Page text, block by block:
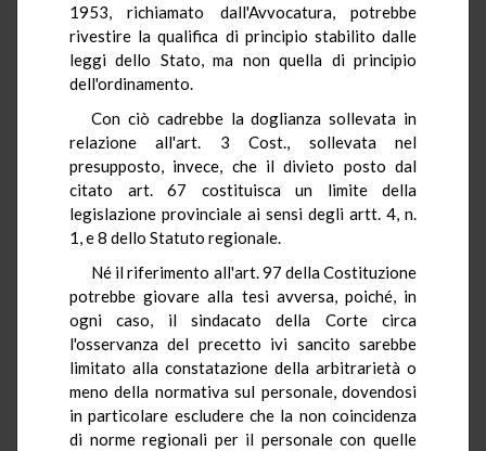
1953, richiamato dall'Avvocatura, potrebbe
rivestire la qualifica di principio stabilito dalle
leggi dello Stato, ma non quella di principio
dell'ordinamento.
Con ciò cadrebbe la doglianza sollevata in
relazione all'art. 3 Cost., sollevata nel
presupposto, invece, che il divieto posto dal
citato art. 67 costituisca un limite della
legislazione provinciale ai sensi degli artt. 4, n.
1, e 8 dello Statuto regionale.
Né il riferimento all'art. 97 della Costituzione
potrebbe giovare alla tesi avversa, poiché, in
ogni caso, il sindacato della Corte circa
l'osservanza del precetto ivi sancito sarebbe
limitato alla constatazione della arbitrarietà o
meno della normativa sul personale, dovendosi
in particolare escludere che la non coincidenza
di norme regionali per il personale con quelle